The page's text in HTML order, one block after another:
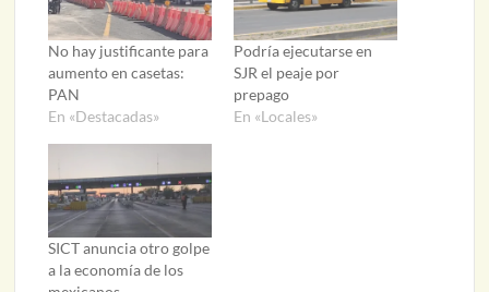
No hay justificante para
aumento en casetas:
PAN
En «Destacadas»
Podría ejecutarse en
SJR el peaje por
prepago
En «Locales»
SICT anuncia otro golpe
a la economía de los